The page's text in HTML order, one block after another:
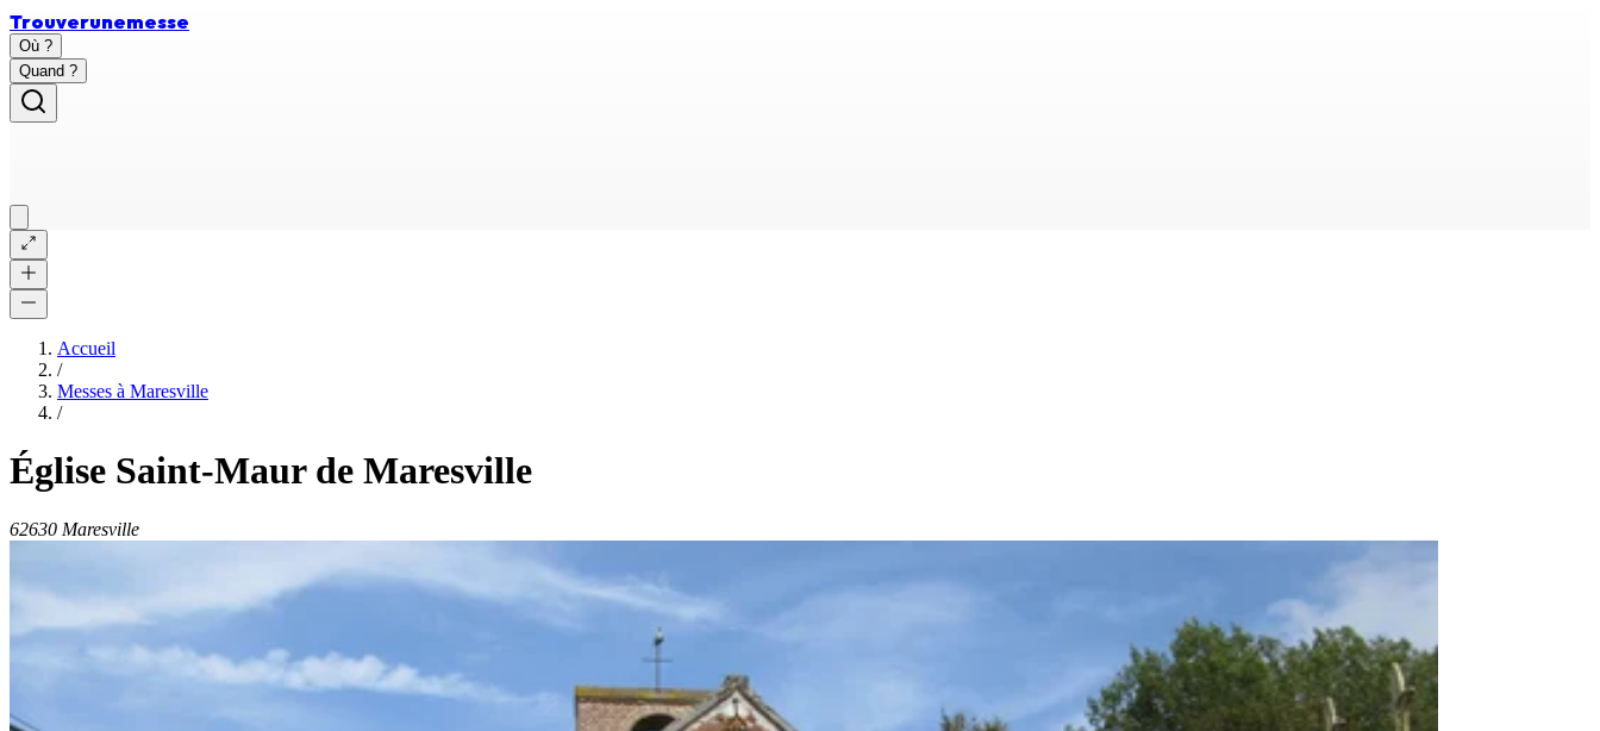
Trouverunemesse
Où ?
Quand ?
Accueil
/
Messes à Maresville
/
Église Saint-Maur de Maresville
62630 Maresville